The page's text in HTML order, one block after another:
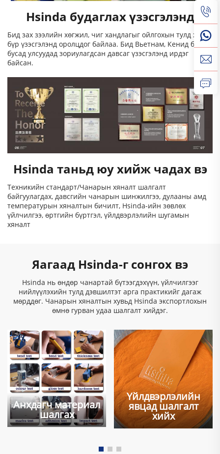
Hsinda будаглах үзэсгэлэнд
Бид зах зээлийн хөгжил, чиг хандлагыг ойлгохын тулд жил
бүр үзэсгэлэнд оролцдог байлаа. Бид Вьетнам, Кенид болон
бусад улсуудад зориулагдсан давсаг үзэсгэлэнд ирдэг
байсан.
Hsinda таньд юу хийж чадах вэ
Техникийн стандарт/Чанарын хяналт шалгалт
байгуулагдах, давсгийн чанарын шинжилгээ, дулааны амд
температурын хяналтын бичилт, Hsinda-ийн зөвлөх
үйлчилгээ, өртгийн бүртгэл, үйлдвэрлэлийн шугамын
хяналт
Яагаад Hsinda-г сонгох вэ
Hsinda нь өндөр чанартай бүтээгдэхүүн, үйлчилгээг
нийлүүлэхийн тулд дэвшилтэт арга практикийг дагаж
мөрддөг. Чанарын хяналтын хувьд Hsinda экспортлохын
өмнө гурван удаа шалгалт хийдэг.
Анхдагч материал
шалгах
Үйлдвэрлэлийн
явцад шалгалт
хийх